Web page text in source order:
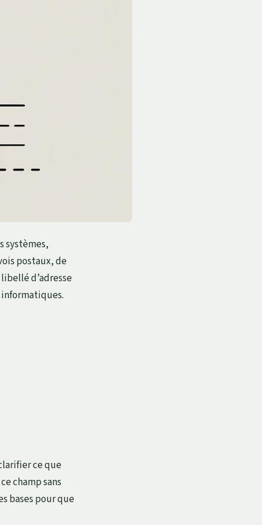
systèmes,
postaux, de
d’adresse
ce que
champ sans
bases pour que